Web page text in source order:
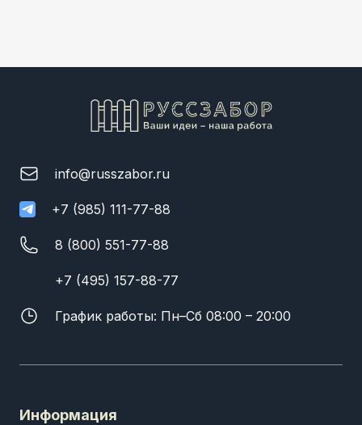
info@russzabor.ru
+7 (985) 111-77-88
8 (800) 551-77-88
+7 (495) 157-88-77
График работы: Пн–Сб 08:00 – 20:00
Информация